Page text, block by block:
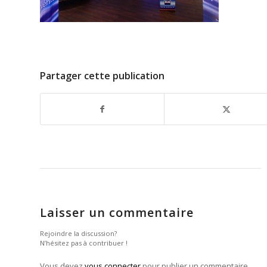
Partager cette publication
Laisser un commentaire
Rejoindre la discussion?
N’hésitez pas à contribuer !